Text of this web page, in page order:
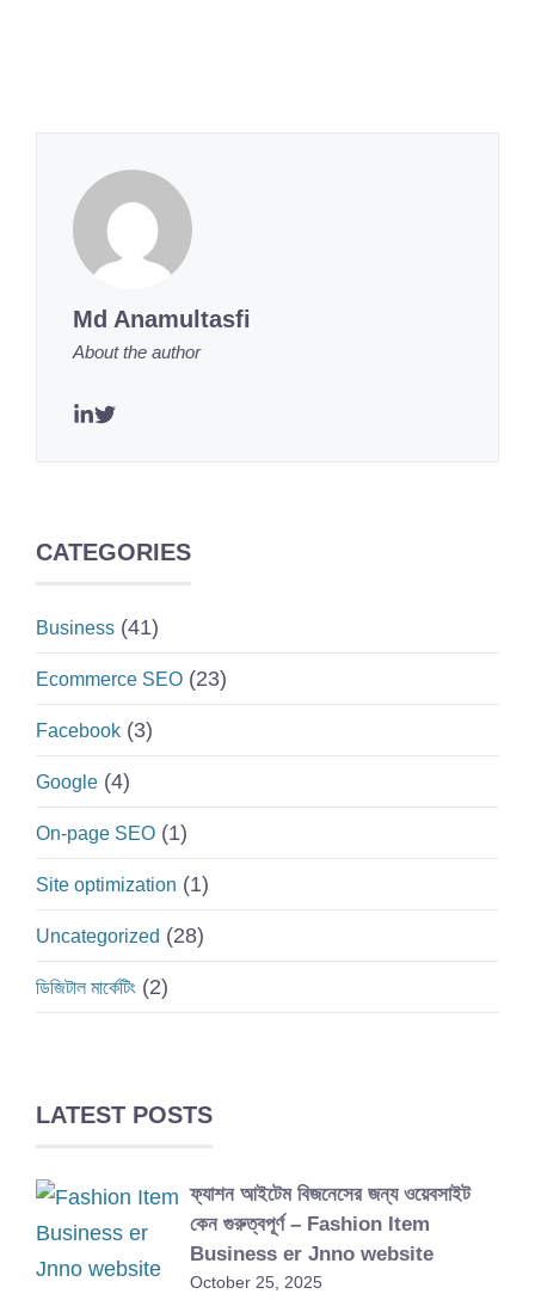
Md Anamultasfi
About the author
CATEGORIES
Business (41)
Ecommerce SEO (23)
Facebook (3)
Google (4)
On-page SEO (1)
Site optimization (1)
Uncategorized (28)
ডিজিটাল মার্কেটিং (2)
LATEST POSTS
ফ্যাশন আইটেম বিজনেসের জন্য ওয়েবসাইট
কেন গুরুত্বপূর্ণ – Fashion Item
Business er Jnno website
October 25, 2025